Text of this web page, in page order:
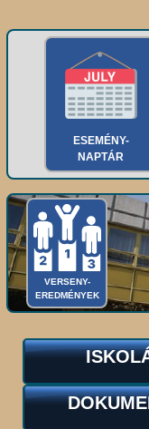
ESEMÉNY-
NAPTÁR
VERSENY-
EREDMÉNYEK